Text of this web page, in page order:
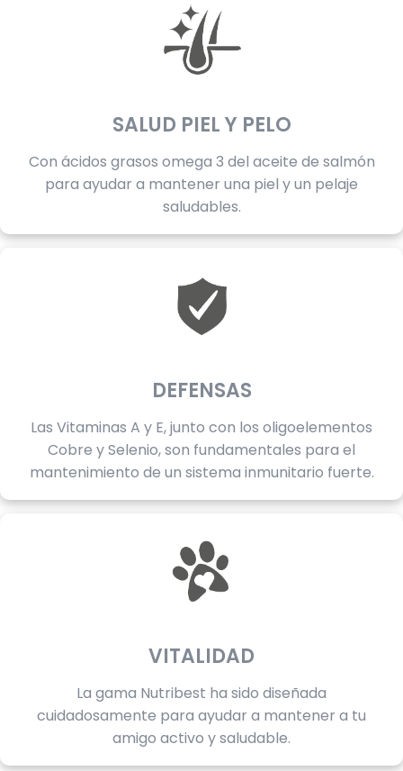
SALUD PIEL Y PELO
Con ácidos grasos omega 3 del aceite de salmón
para ayudar a mantener una piel y un pelaje
saludables.
DEFENSAS
Las Vitaminas A y E, junto con los oligoelementos
Cobre y Selenio, son fundamentales para el
mantenimiento de un sistema inmunitario fuerte.
VITALIDAD
La gama Nutribest ha sido diseñada
cuidadosamente para ayudar a mantener a tu
amigo activo y saludable.